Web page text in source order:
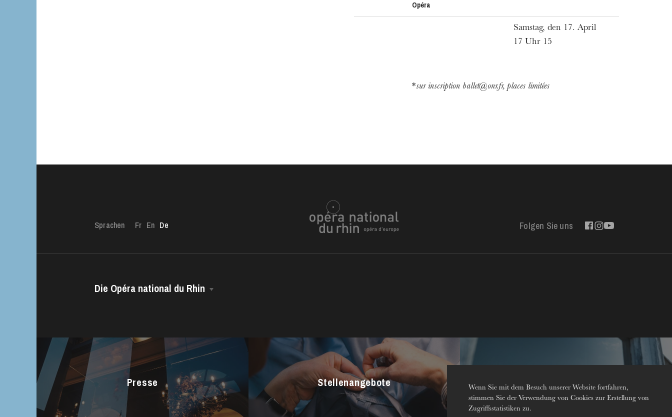
Wenn Sie mit dem Besuch unserer Website fortfahren,
stimmen Sie der Verwendung von Cookies zur Erstellung von
Zugriffsstatistiken zu.
Führungen durch die Oper
Opéra
Samstag, den 17. April
17 Uhr 15
*sur inscription ballet@onr.fr, places limitées
Sprachen Fr En De Folgen Sie uns
Die Opéra national du Rhin
Intendanz
Das CCN • Ballett der Opéra national
Opernstudio
Presse Stellenangebote Kontakt